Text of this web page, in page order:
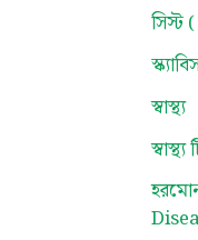
সিস্ট
স্বাস্থ্য